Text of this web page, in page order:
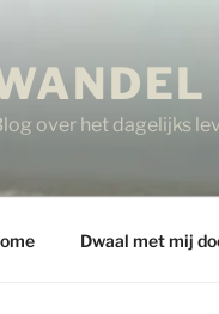
over het dagelijks
Dwaal met mij